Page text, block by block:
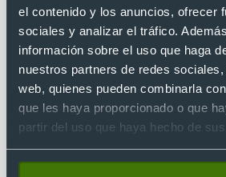
el contenido y los anuncios, ofrecer
sociales y analizar el tráfico.
información sobre el uso que haga
nuestros partners de redes
web, quienes pueden combinarla
que les haya proporcionado o que
partir del uso que haya hecho de